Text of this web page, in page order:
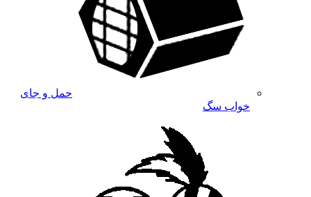
حمل و جای
خواب سگ